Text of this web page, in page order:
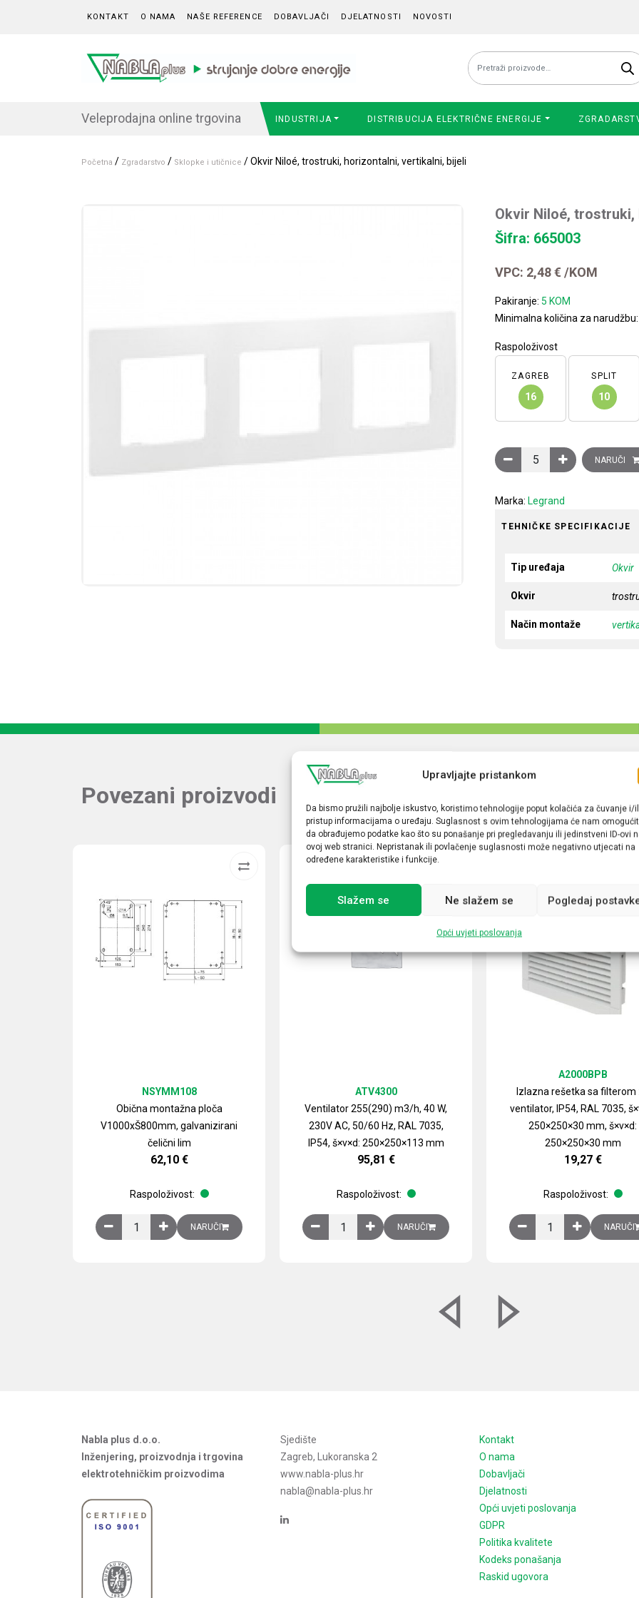
Upravljajte pristankom
Da bismo pružili najbolje iskustvo, koristimo tehnologije poput kolačića za čuvanje i/
pristup informacijama o uređaju. Suglasnost s ovim tehnologijama će nam
da obrađujemo podatke kao što su ponašanje pri pregledavanju ili jedinstveni ID-ovi
ovoj web stranici. Nepristanak ili povlačenje suglasnosti može negativno utjecati na
određene karakteristike i funkcije.
Slažem se Ne slažem se Pogledaj
Opći uvjeti poslovanja
KONTAKT O NAMA NAŠE REFERENCE DOBAVLJAČI DJELATNOSTI NOVOSTI
Pretraži:
Veleprodajna online trgovina INDUSTRIJA DISTRIBUCIJA ELEKTRIČNE ENERGIJE
Početna / Zgradarstvo / Sklopke i utičnice / Okvir Niloé, trostruki, horizontalni, vertikalni, bijeli
Okvir Niloé,
Šifra: 665003
VPC: 2,48€ /KOM
Pakiranje: 5 KOM
Minimalna količina za narudžbu:
Raspoloživost
ZAGREB
16
SPLIT
10
Okvir Niloé, trostruki,
NARUČI
Marka: Legrand
TEHNIČKE SPECIFIKACIJE
Tip uređaja Okvir
Okvir
Način montaže
Povezani proizvodi
Obična montažna ploča
V1000xŠ800mm, galvanizirani
čelični lim
NSYMM108
62,10 €
Raspoloživost:
Obična montažna ploča V1000xŠ800mm, galvanizirani čelični lim količina
NARUČI
Ventilator 255(290) m3/h, 40 W,
230V AC, 50/60 Hz, RAL 7035,
IP54, š×v×d: 250×250×113 mm
ATV4300
95,81 €
Raspoloživost:
Ventilator 255(290) m3/h, 40 W, 230V AC, 50/60 Hz, RAL 7035,
NARUČI
Izlazna rešetka sa filterom
ventilator, IP54, RAL 7035,
250×250×30 mm, š×v×d:
250×250×30 mm
A2000BPB
19,27 €
Raspoloživost:
Izlazna rešetka saNARUČI
Nabla plus d.o.o.
Inženjering, proizvodnja i trgovina
elektrotehničkim proizvodima
Sjedište
Zagreb, Lukoranska 2
www.nabla-plus.hr
nabla@nabla-plus.hr
Kontakt
O nama
Dobavljači
Djelatnosti
Opći uvjeti poslovanja
GDPR
Politika kvalitete
Kodeks ponašanja
Raskid ugovora